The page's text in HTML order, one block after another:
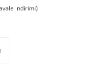
indirimi)